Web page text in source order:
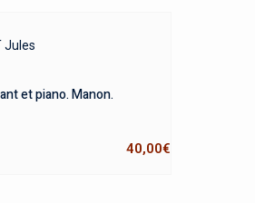
Jules
et piano. Manon.
40,00€